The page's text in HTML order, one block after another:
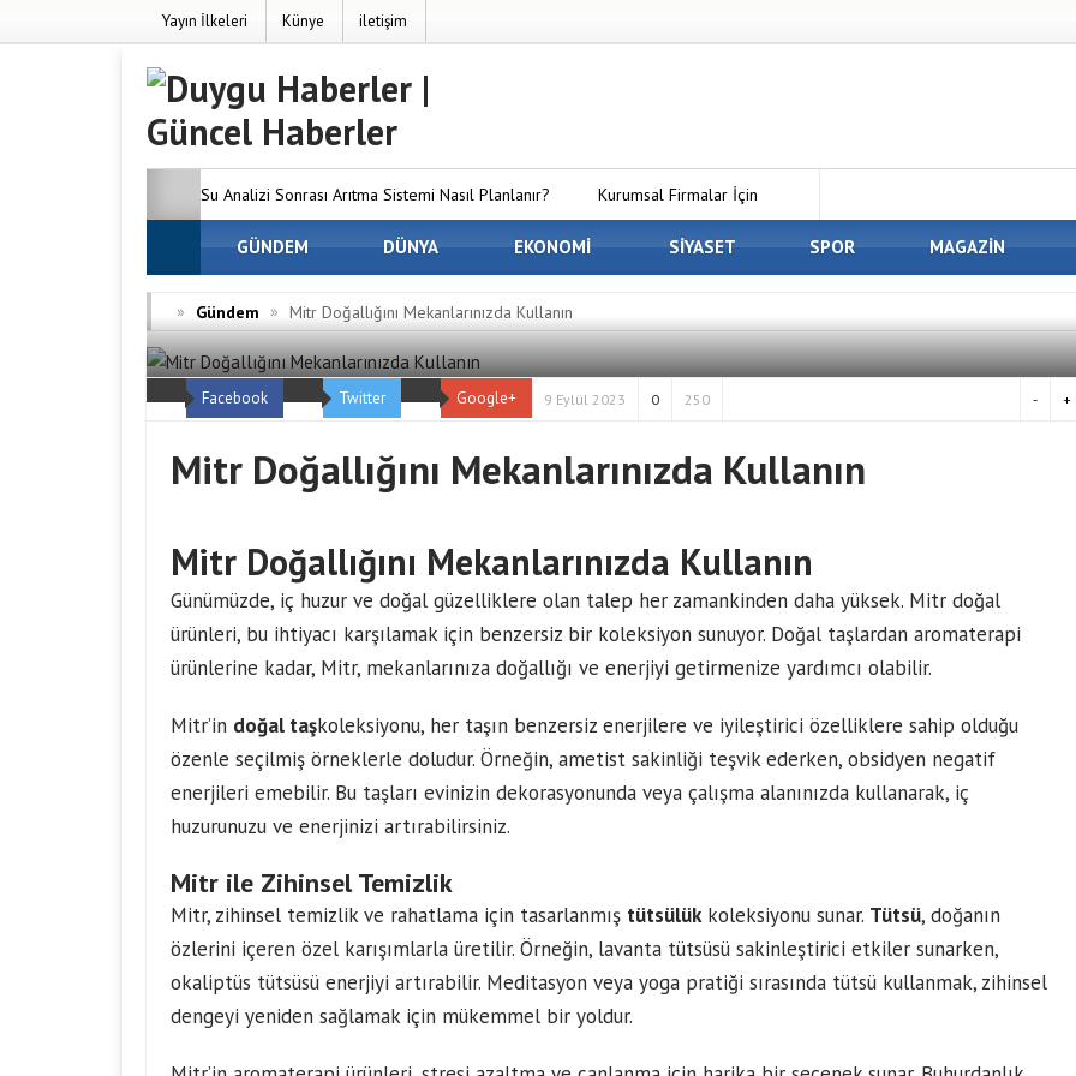
Yayın İlkeleri Künye iletişim
Su Analizi Sonrası Arıtma Sistemi Nasıl Planlanır? Kurumsal Firmalar İçin
SEO’nun Önemi Neden Artıyor? MC Server Kirala Paketleri ile Kendi Minecraft
Firmaları Osmaniye Evden Eve Nakliyat — Osmaniye’de Eşyalarınızı Güvenle
ve Hasarsız Taşıyoruz
GÜNDEM DÜNYA EKONOMİ SİYASET SPOR MAGAZİN
» Gündem » Mitr Doğallığını Mekanlarınızda Kullanın
Facebook Twitter Google+ 9 Eylül 2023 0 250 +
-
Mitr Doğallığını Mekanlarınızda Kullanın
Mitr Doğallığını Mekanlarınızda Kullanın
Günümüzde, iç huzur ve doğal güzelliklere olan talep her zamankinden daha yüksek. Mitr doğal
ürünleri, bu ihtiyacı karşılamak için benzersiz bir koleksiyon sunuyor. Doğal taşlardan aromaterapi
ürünlerine kadar, Mitr, mekanlarınıza doğallığı ve enerjiyi getirmenize yardımcı olabilir.
Mitr’in doğal taşkoleksiyonu, her taşın benzersiz enerjilere ve iyileştirici özelliklere sahip olduğu
özenle seçilmiş örneklerle doludur. Örneğin, ametist sakinliği teşvik ederken, obsidyen negatif
enerjileri emebilir. Bu taşları evinizin dekorasyonunda veya çalışma alanınızda kullanarak, iç
huzurunuzu ve enerjinizi artırabilirsiniz.
Mitr ile Zihinsel Temizlik
Mitr, zihinsel temizlik ve rahatlama için tasarlanmış tütsülükkoleksiyonu sunar. Tütsü, doğanın
özlerini içeren özel karışımlarla üretilir. Örneğin, lavanta tütsüsü sakinleştirici etkiler sunarken,
okaliptüs tütsüsü enerjiyi artırabilir. Meditasyon veya yoga pratiği sırasında tütsü kullanmak, zihinsel
dengeyi yeniden sağlamak için mükemmel bir yoldur.